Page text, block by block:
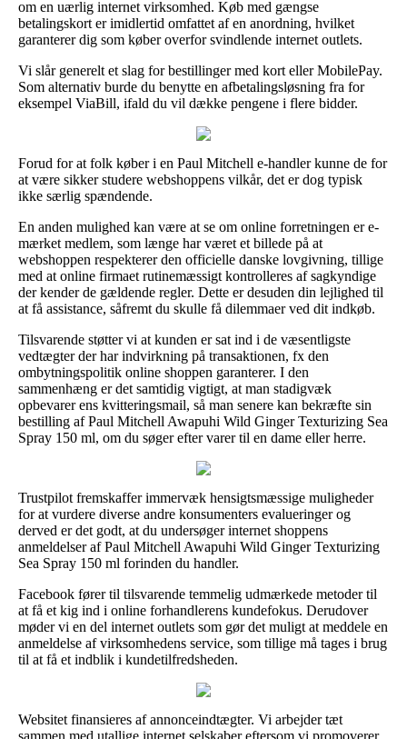
om en uærlig internet virksomhed. Køb med gængse
betalingskort er imidlertid omfattet af en anordning, hvilket
garanterer dig som køber overfor svindlende internet outlets.
Vi slår generelt et slag for bestillinger med kort eller MobilePay.
Som alternativ burde du benytte en afbetalingsløsning fra for
eksempel ViaBill, ifald du vil dække pengene i flere bidder.
Forud for at folk køber i en Paul Mitchell e-handler kunne de for
at være sikker studere webshoppens vilkår, det er dog typisk
ikke særlig spændende.
En anden mulighed kan være at se om online forretningen er e-
mærket medlem, som længe har været et billede på at
webshoppen respekterer den officielle danske lovgivning, tillige
med at online firmaet rutinemæssigt kontrolleres af sagkyndige
der kender de gældende regler. Dette er desuden din lejlighed til
at få assistance, såfremt du skulle få dilemmaer ved dit indkøb.
Tilsvarende støtter vi at kunden er sat ind i de væsentligste
vedtægter der har indvirkning på transaktionen, fx den
ombytningspolitik online shoppen garanterer. I den
sammenhæng er det samtidig vigtigt, at man stadigvæk
opbevarer ens kvitteringsmail, så man senere kan bekræfte sin
bestilling af Paul Mitchell Awapuhi Wild Ginger Texturizing Sea
Spray 150 ml, om du søger efter varer til en dame eller herre.
Trustpilot fremskaffer immervæk hensigtsmæssige muligheder
for at vurdere diverse andre konsumenters evalueringer og
derved er det godt, at du undersøger internet shoppens
anmeldelser af Paul Mitchell Awapuhi Wild Ginger Texturizing
Sea Spray 150 ml forinden du handler.
Facebook fører til tilsvarende temmelig udmærkede metoder til
at få et kig ind i online forhandlerens kundefokus. Derudover
møder vi en del internet outlets som gør det muligt at meddele en
anmeldelse af virksomhedens service, som tillige må tages i brug
til at få et indblik i kundetilfredsheden.
Websitet finansieres af annonceindtægter. Vi arbejder tæt
sammen med utallige internet selskaber eftersom vi promoverer